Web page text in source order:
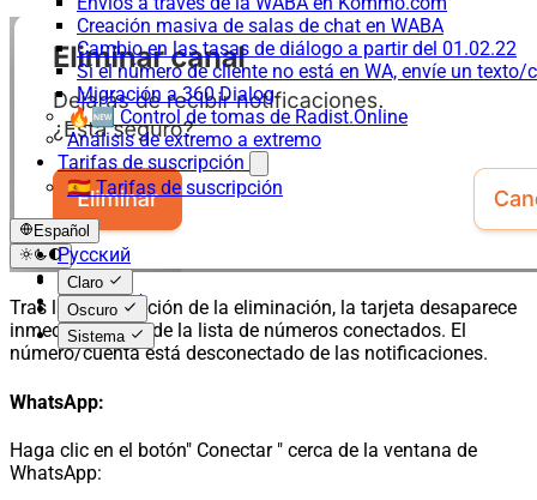
Creación masiva de salas de chat en WABA
Cambio en las tasas de diálogo a partir del 01.02.22
Si el número de cliente no está en WA, envíe un
Migración a 360 Dialog
🔥🆕 Control de tomas de Radist.Online
Análisis de extremo a extremo
Tarifas de suscripción
🇪🇸 Tarifas de suscripción
Español
Русский
English
Español
Claro
Oscuro
Sistema
Tras la confirmación de la eliminación, la tarjeta desaparece
inmediatamente de la lista de números conectados. El
número/cuenta está desconectado de las notificaciones.
WhatsApp:
Haga clic en el botón" Conectar " cerca de la ventana de
WhatsApp: